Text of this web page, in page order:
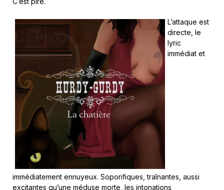
L’attaque est
directe, le
lyric
immédiat et
immédiatement ennuyeux. Soporifiques, traînantes, aussi
excitantes qu’une méduse morte, les intonations